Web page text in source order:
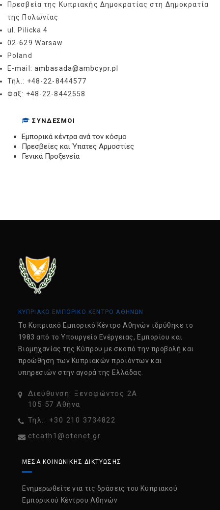
Πρεσβεία της Κυπριακής Δημοκρατίας στη Δημοκρατία
της Πολωνίας
ul. Pilicka 4
02-629 Warsaw
Poland
E-mail: ambasada@ambcypr.pl
Τηλ.: +48-22-8444577
Φαξ: +48-22-8442558
ΣΎΝΔΕΣΜΟΙ
Εμπορικά κέντρα ανά τον κόσμο
Πρεσβείες και Ύπατες Αρμοστίες
Γενικά Προξενεία
ΚΥΠΡΙΑΚΟ ΕΜΠΟΡΙΚΟ ΚΕΝΤΡΟ ΑΘΗΝΩΝ
Tο Κυπριακό Εμπορικό Κέντρο Αθηνών ιδρύθηκε το
1983 από το Υπουργείο Ενέργειας, Εμπορίου και
Βιομηχανίας της Κύπρου με σκοπό την προβολή και
προώθηση των Κυπριακών προϊόντων και
υπηρεσιών στην αγορά της Ελλάδας.
Διεύθυνση: Ξενοφώντος 2Α
105 57 Αθήνα
Τηλ.: +30 210 3734822
ctcath1@otenet.gr
ΜΈΣΑ ΚΟΙΝΩΝΙΚΉΣ ΔΙΚΤΎΩΣΗΣ
Ενημερωθείτε για τις δράσεις του Κυπριακού
Εμπορικού Κέντρου Αθηνών